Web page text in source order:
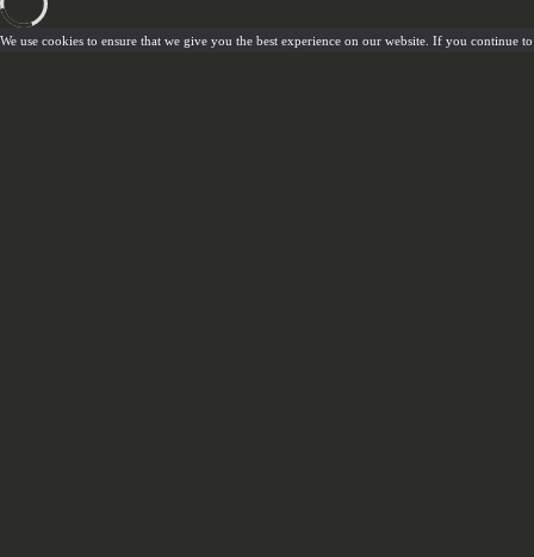
We use cookies to ensure that we give you the best experience on our website. If you continue